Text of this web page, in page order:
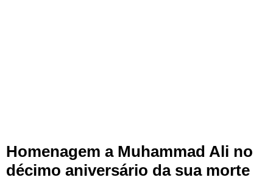
Homenagem a Muhammad Ali no
décimo aniversário da sua morte